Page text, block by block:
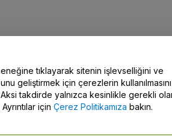
/ Bize Ulaşın
tıklayarak sitenin işlevselliğini ve
geliştirmek için çerezlerin kullanılmasını
takdirde yalnızca kesinlikle gerekli
için Çerez Politikamıza bakın.